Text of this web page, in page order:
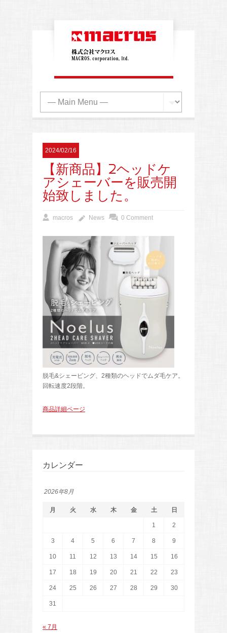
2024/02/16
【新商品】2ヘッドケ
アシェーバーを販売開
始致しました。
macros News 0 Comment
脱毛&シェービング、2種類のヘッドでムダ毛ケア。
回転速度2段階。
商品詳細ページ
カレンダー
2026年8月
月 火 水 木 金 土 日
1 2
3 4 5 6 7 8 9
10 11 12 13 14 15 16
17 18 19 20 21 22 23
24 25 26 27 28 29 30
31
« 7月